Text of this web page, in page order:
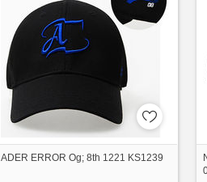
ADER ERROR Og; 8th 1221 KS1239